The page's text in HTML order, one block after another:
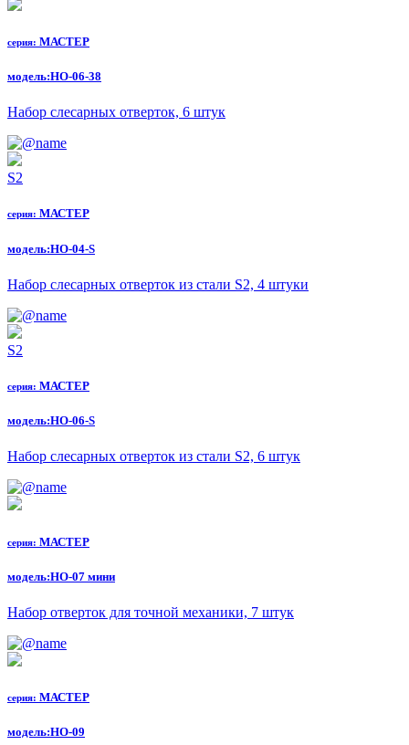
серия: МАСТЕР
модель:НО-06-38
Набор слесарных отверток, 6 штук
S2
серия: МАСТЕР
модель:НО-04-S
Набор слесарных отверток из стали S2, 4 штуки
S2
серия: МАСТЕР
модель:НО-06-S
Набор слесарных отверток из стали S2, 6 штук
серия: МАСТЕР
модель:НО-07 мини
Набор отверток для точной механики, 7 штук
серия: МАСТЕР
модель:НО-09